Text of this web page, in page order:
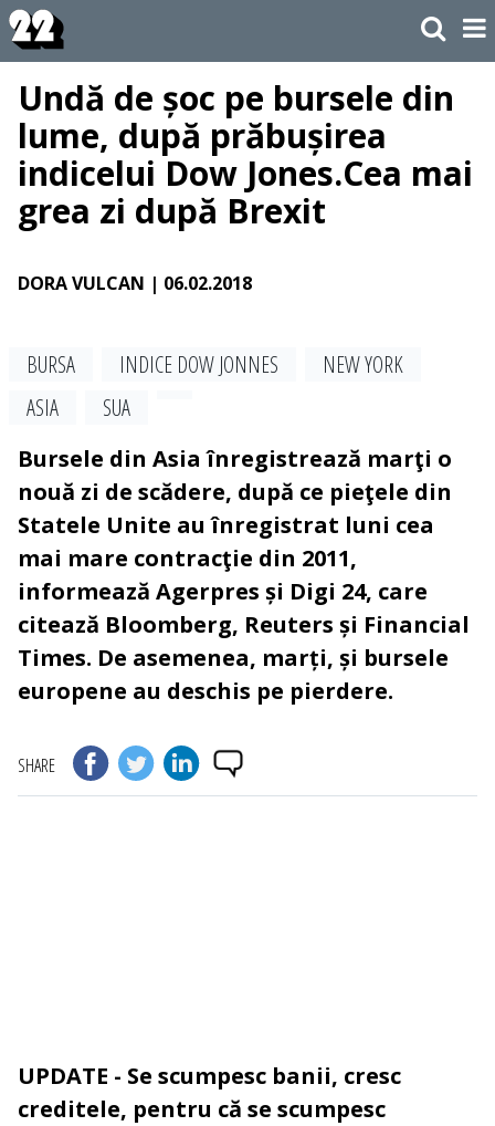
Undă de șoc pe bursele din
lume, după prăbușirea
indicelui Dow Jones.Cea mai
grea zi după Brexit
DORA VULCAN | 06.02.2018
BURSA INDICE DOW JONNES
NEW YORK
ASIA
SUA
Bursele din Asia înregistrează marţi o
nouă zi de scădere, după ce pieţele din
Statele Unite au înregistrat luni cea
mai mare contracţie din 2011,
informează Agerpres și Digi 24, care
citează Bloomberg, Reuters și Financial
Times. De asemenea, marți, și bursele
europene au deschis pe pierdere.
SHARE
UPDATE - Se scumpesc banii, cresc
creditele, pentru că se scumpesc